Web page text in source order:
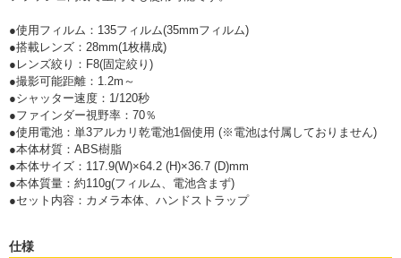
●使用フィルム：135フィルム(35mmフィルム)
●搭載レンズ：28mm(1枚構成)
●レンズ絞り：F8(固定絞り)
●撮影可能距離：1.2m～
●シャッター速度：1/120秒
●ファインダー視野率：70％
●使用電池：単3アルカリ乾電池1個使用 (※電池は付属しておりません)
●本体材質：ABS樹脂
●本体サイズ：117.9(W)×64.2 (H)×36.7 (D)mm
●本体質量：約110g(フィルム、電池含まず)
●セット内容：カメラ本体、ハンドストラップ
仕様